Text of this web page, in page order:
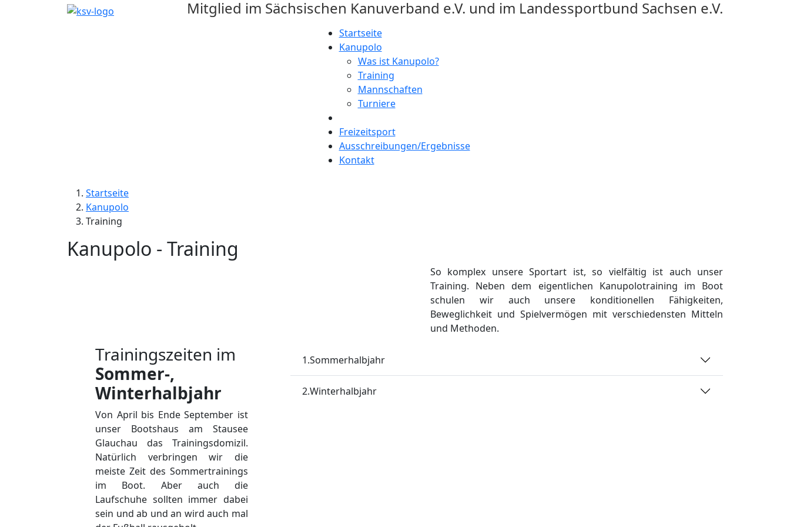
Mitglied im Sächsischen Kanuverband e.V. und im Landessportbund Sachsen e.V.
Startseite
Kanupolo
Was ist Kanupolo?
Training
Mannschaften
Turniere
Freizeitsport
Ausschreibungen/Ergebnisse
Kontakt
Startseite
Kanupolo
Training
Kanupolo - Training
So komplex unsere Sportart ist, so vielfältig ist auch unser
Training. Neben dem eigentlichen Kanupolotraining im Boot
schulen wir auch unsere konditionellen Fähigkeiten,
Beweglichkeit und Spielvermögen mit verschiedensten Mitteln
und Methoden.
Trainingszeiten im
Sommer-,
Winterhalbjahr
Von April bis Ende September ist
unser Bootshaus am Stausee
Glauchau das Trainingsdomizil.
Natürlich verbringen wir die
meiste Zeit des Sommertrainings
im Boot. Aber auch die
Laufschuhe sollten immer dabei
sein und ab und an wird auch mal
1.Sommerhalbjahr
2.Winterhalbjahr